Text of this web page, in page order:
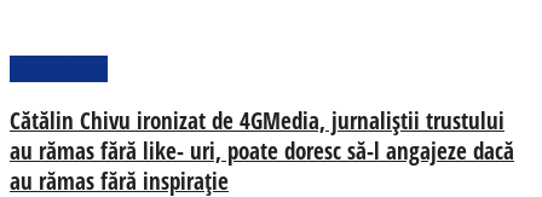
Cătălin Chivu ironizat de 4GMedia, jurnaliștii trustului
au rămas fără like- uri, poate doresc să-l angajeze dacă
au rămas fără inspirație